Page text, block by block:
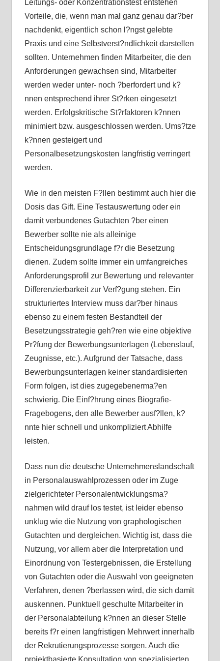
Leitungs- oder Konzentrationstest entstehen
Vorteile, die, wenn man mal ganz genau dar?ber
nachdenkt, eigentlich schon l?ngst gelebte
Praxis und eine Selbstverst?ndlichkeit darstellen
sollten. Unternehmen finden Mitarbeiter, die den
Anforderungen gewachsen sind, Mitarbeiter
werden weder unter- noch ?berfordert und k?
nnen entsprechend ihrer St?rken eingesetzt
werden. Erfolgskritische St?rfaktoren k?nnen
minimiert bzw. ausgeschlossen werden. Ums?tze
k?nnen gesteigert und
Personalbesetzungskosten langfristig verringert
werden.
Wie in den meisten F?llen bestimmt auch hier die
Dosis das Gift. Eine Testauswertung oder ein
damit verbundenes Gutachten ?ber einen
Bewerber sollte nie als alleinige
Entscheidungsgrundlage f?r die Besetzung
dienen. Zudem sollte immer ein umfangreiches
Anforderungsprofil zur Bewertung und relevanter
Differenzierbarkeit zur Verf?gung stehen. Ein
strukturiertes Interview muss dar?ber hinaus
ebenso zu einem festen Bestandteil der
Besetzungsstrategie geh?ren wie eine objektive
Pr?fung der Bewerbungsunterlagen (Lebenslauf,
Zeugnisse, etc.). Aufgrund der Tatsache, dass
Bewerbungsunterlagen keiner standardisierten
Form folgen, ist dies zugegebenerma?en
schwierig. Die Einf?hrung eines Biografie-
Fragebogens, den alle Bewerber ausf?llen, k?
nnte hier schnell und unkompliziert Abhilfe
leisten.
Dass nun die deutsche Unternehmenslandschaft
in Personalauswahlprozessen oder im Zuge
zielgerichteter Personalentwicklungsma?
nahmen wild drauf los testet, ist leider ebenso
unklug wie die Nutzung von graphologischen
Gutachten und dergleichen. Wichtig ist, dass die
Nutzung, vor allem aber die Interpretation und
Einordnung von Testergebnissen, die Erstellung
von Gutachten oder die Auswahl von geeigneten
Verfahren, denen ?berlassen wird, die sich damit
auskennen. Punktuell geschulte Mitarbeiter in
der Personalabteilung k?nnen an dieser Stelle
bereits f?r einen langfristigen Mehrwert innerhalb
der Rekrutierungsprozesse sorgen. Auch die
projektbasierte Konsultation von spezialisierten